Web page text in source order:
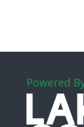
Powered